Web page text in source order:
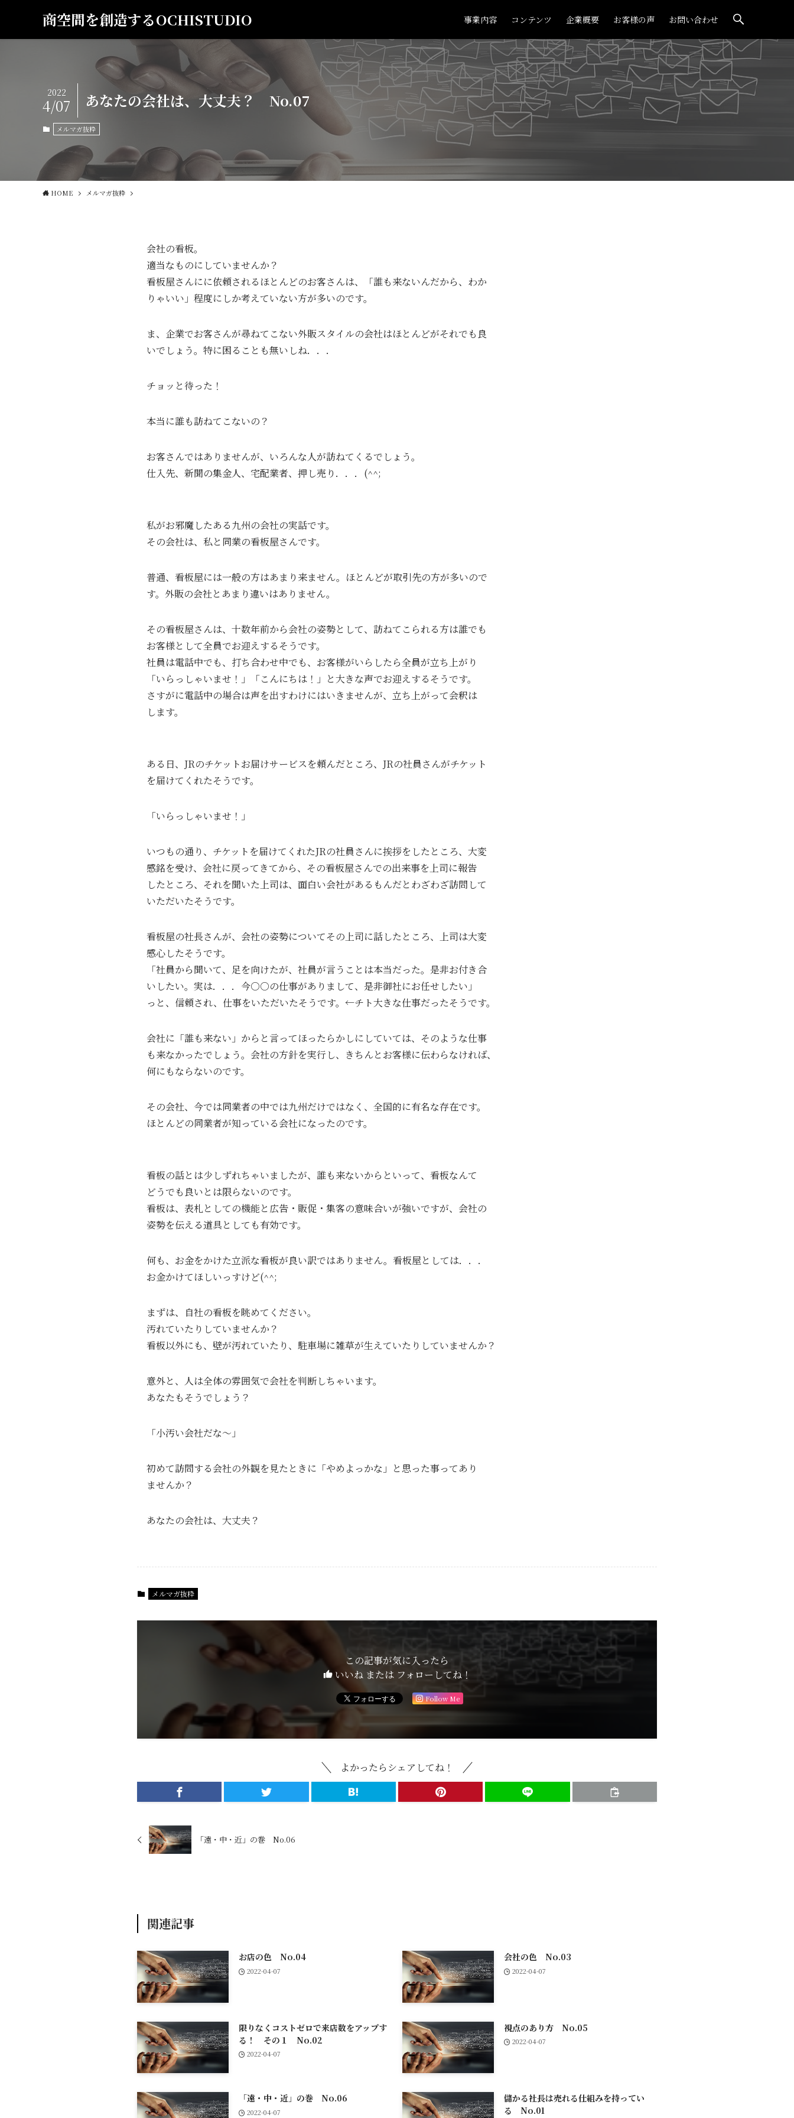
商空間を創造するOCHISTUDIO 事業内容 コンテンツ 企業概要 お客様の声 お問い合わせ
あなたの会社は、大丈夫？ No.07
2022
4/07
メルマガ抜粋
HOME メルマガ抜粋
会社の看板。
適当なものにしていませんか？
看板屋さんにに依頼されるほとんどのお客さんは、「誰も来ないんだから、わか
りゃいい」程度にしか考えていない方が多いのです。
ま、企業でお客さんが尋ねてこない外販スタイルの会社はほとんどがそれでも良
いでしょう。特に困ることも無いしね．．．
チョッと待った！
本当に誰も訪ねてこないの？
お客さんではありませんが、いろんな人が訪ねてくるでしょう。
仕入先、新聞の集金人、宅配業者、押し売り．．．(^^;
私がお邪魔したある九州の会社の実話です。
その会社は、私と同業の看板屋さんです。
普通、看板屋には一般の方はあまり来ません。ほとんどが取引先の方が多いので
す。外販の会社とあまり違いはありません。
その看板屋さんは、十数年前から会社の姿勢として、訪ねてこられる方は誰でも
お客様として全員でお迎えするそうです。
社員は電話中でも、打ち合わせ中でも、お客様がいらしたら全員が立ち上がり
「いらっしゃいませ！」「こんにちは！」と大きな声でお迎えするそうです。
さすがに電話中の場合は声を出すわけにはいきませんが、立ち上がって会釈は
します。
ある日、JRのチケットお届けサービスを頼んだところ、JRの社員さんがチケット
を届けてくれたそうです。
「いらっしゃいませ！」
いつもの通り、チケットを届けてくれたJRの社員さんに挨拶をしたところ、大変
感銘を受け、会社に戻ってきてから、その看板屋さんでの出来事を上司に報告
したところ、それを聞いた上司は、面白い会社があるもんだとわざわざ訪問して
いただいたそうです。
看板屋の社長さんが、会社の姿勢についてその上司に話したところ、上司は大変
感心したそうです。
「社員から聞いて、足を向けたが、社員が言うことは本当だった。是非お付き合
いしたい。実は．．．今○○の仕事がありまして、是非御社にお任せしたい」
っと、信頼され、仕事をいただいたそうです。←チト大きな仕事だったそうです。
会社に「誰も来ない」からと言ってほったらかしにしていては、そのような仕事
も来なかったでしょう。会社の方針を実行し、きちんとお客様に伝わらなければ、
何にもならないのです。
その会社、今では同業者の中では九州だけではなく、全国的に有名な存在です。
ほとんどの同業者が知っている会社になったのです。
看板の話とは少しずれちゃいましたが、誰も来ないからといって、看板なんて
どうでも良いとは限らないのです。
看板は、表札としての機能と広告・販促・集客の意味合いが強いですが、会社の
姿勢を伝える道具としても有効です。
何も、お金をかけた立派な看板が良い訳ではありません。看板屋としては．．．
お金かけてほしいっすけど(^^;
まずは、自社の看板を眺めてください。
汚れていたりしていませんか？
看板以外にも、壁が汚れていたり、駐車場に雑草が生えていたりしていませんか？
意外と、人は全体の雰囲気で会社を判断しちゃいます。
あなたもそうでしょう？
「小汚い会社だな～」
初めて訪問する会社の外観を見たときに「やめよっかな」と思った事ってあり
ませんか？
あなたの会社は、大丈夫？
メルマガ抜粋
この記事が気に入ったら
いいね または フォローしてね！
Follow Me
よかったらシェアしてね！
「遠・中・近」の巻 No.06
関連記事
お店の色 No.04
2022-04-07
会社の色 No.03
2022-04-07
限りなくコストゼロで来店数をアップす
る！ その１ No.02
2022-04-07
視点のあり方 No.05
2022-04-07
「遠・中・近」の巻 No.06
2022-04-07
儲かる社長は売れる仕組みを持ってい
る No.01